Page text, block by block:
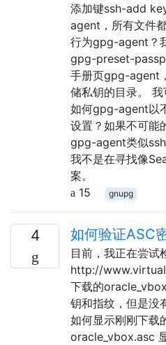
添加键ssh-add
agent，所有文件
行为gpg-agent？
gpg-preset-
手册页gpg-agent
储私钥的目录。
如何gpg-agent以
设置？如果不可能
gpg-agent类似
我不是在寻找像
案。
15
gnupg
4 如何验证ASC
目前，我正在尝试
http://
下载的
钥和指纹，但是没
如何显示刚刚下
oracle_vbox.asc